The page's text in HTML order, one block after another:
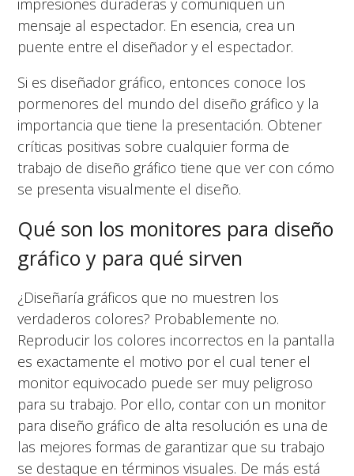
impresiones duraderas y comuniquen un
mensaje al espectador. En esencia, crea un
puente entre el diseñador y el espectador.
Si es diseñador gráfico, entonces conoce los
pormenores del mundo del diseño gráfico y la
importancia que tiene la presentación. Obtener
críticas positivas sobre cualquier forma de
trabajo de diseño gráfico tiene que ver con cómo
se presenta visualmente el diseño.
Qué son los monitores para diseño
gráfico y para qué sirven
¿Diseñaría gráficos que no muestren los
verdaderos colores? Probablemente no.
Reproducir los colores incorrectos en la pantalla
es exactamente el motivo por el cual tener el
monitor equivocado puede ser muy peligroso
para su trabajo. Por ello, contar con un monitor
para diseño gráfico de alta resolución es una de
las mejores formas de garantizar que su trabajo
se destaque en términos visuales. De más está